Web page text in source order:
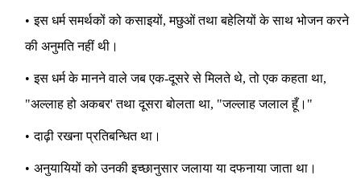
इस धर्म समर्थकों को कसाइयों, मछुओं तथा बहेलियों के साथ भोजन करने
की अनुमति नहीं थी।
इस धर्म के मानने वाले जब एक-दूसरे से मिलते थे, तो एक कहता था,
"अल्लाह हो अकबर' तथा दूसरा बोलता था, "जल्लाह जलाल हूँ।"
दाढ़ी रखना प्रतिबन्धित था।
अनुयायियों को उनकी इच्छानुसार जलाया या दफनाया जाता था।